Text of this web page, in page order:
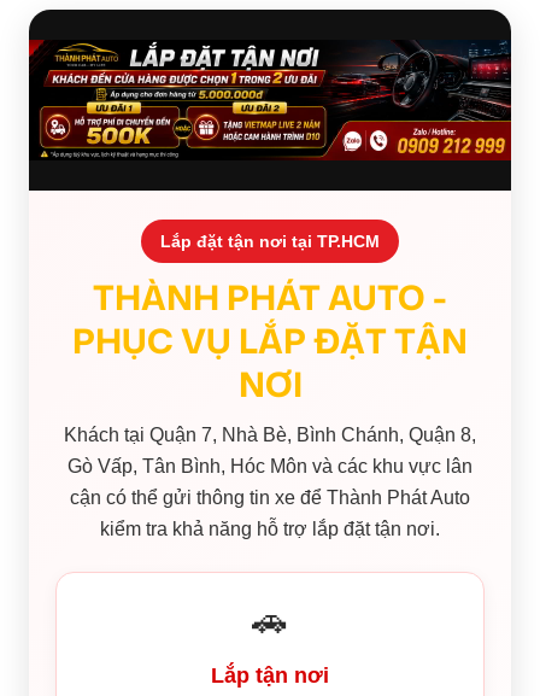
Lắp đặt tận nơi tại TP.HCM
THÀNH PHÁT AUTO -
PHỤC VỤ LẮP ĐẶT TẬN
NƠI
Khách tại Quận 7, Nhà Bè, Bình Chánh, Quận 8,
Gò Vấp, Tân Bình, Hóc Môn và các khu vực lân
cận có thể gửi thông tin xe để Thành Phát Auto
kiểm tra khả năng hỗ trợ lắp đặt tận nơi.
🚗
Lắp tận nơi